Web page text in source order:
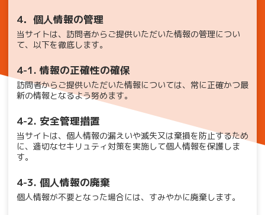
4．個人情報の管理
当サイトは、訪問者からご提供いただいた情報の管理につい
て、以下を徹底します。
4-1. 情報の正確性の確保
訪問者からご提供いただいた情報については、常に正確かつ最
新の情報となるよう努めます。
4-2. 安全管理措置
当サイトは、個人情報の漏えいや滅失又は棄損を防止するため
に、適切なセキリュティ対策を実施して個人情報を保護しま
す。
4-3. 個人情報の廃棄
個人情報が不要となった場合には、すみやかに廃棄します。